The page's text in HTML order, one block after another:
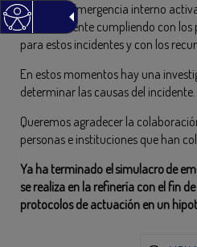
El Plan de Emergencia interno
correctamente cumpliendo con los
para estos incidentes y con los
En estos momentos hay una
determinar las causas del incidente.
Queremos agradecer la
personas e instituciones que han
Ya ha terminado el simulacro de
se realiza en la refinería con el fin
protocolos de actuación en un